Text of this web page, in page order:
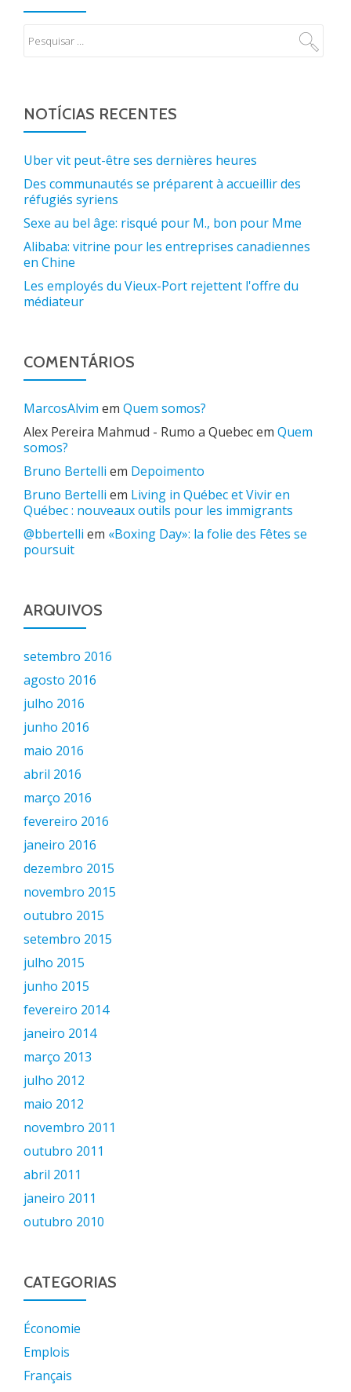
NOTÍCIAS RECENTES
Uber vit peut-être ses dernières heures
Des communautés se préparent à accueillir des
réfugiés syriens
Sexe au bel âge: risqué pour M., bon pour Mme
Alibaba: vitrine pour les entreprises canadiennes
en Chine
Les employés du Vieux-Port rejettent l'offre du
médiateur
COMENTÁRIOS
MarcosAlvim em Quem somos?
Alex Pereira Mahmud - Rumo a Quebecem Quem
somos?
Bruno Bertelli em Depoimento
Bruno Bertelli em Living in Québec et Vivir en
Québec : nouveaux outils pour les immigrants
@bbertelli em «Boxing Day»: la folie des Fêtes se
poursuit
ARQUIVOS
setembro 2016
agosto 2016
julho 2016
junho 2016
maio 2016
abril 2016
março 2016
fevereiro 2016
janeiro 2016
dezembro 2015
novembro 2015
outubro 2015
setembro 2015
julho 2015
junho 2015
fevereiro 2014
janeiro 2014
março 2013
julho 2012
maio 2012
novembro 2011
outubro 2011
abril 2011
janeiro 2011
outubro 2010
CATEGORIAS
Économie
Emplois
Français